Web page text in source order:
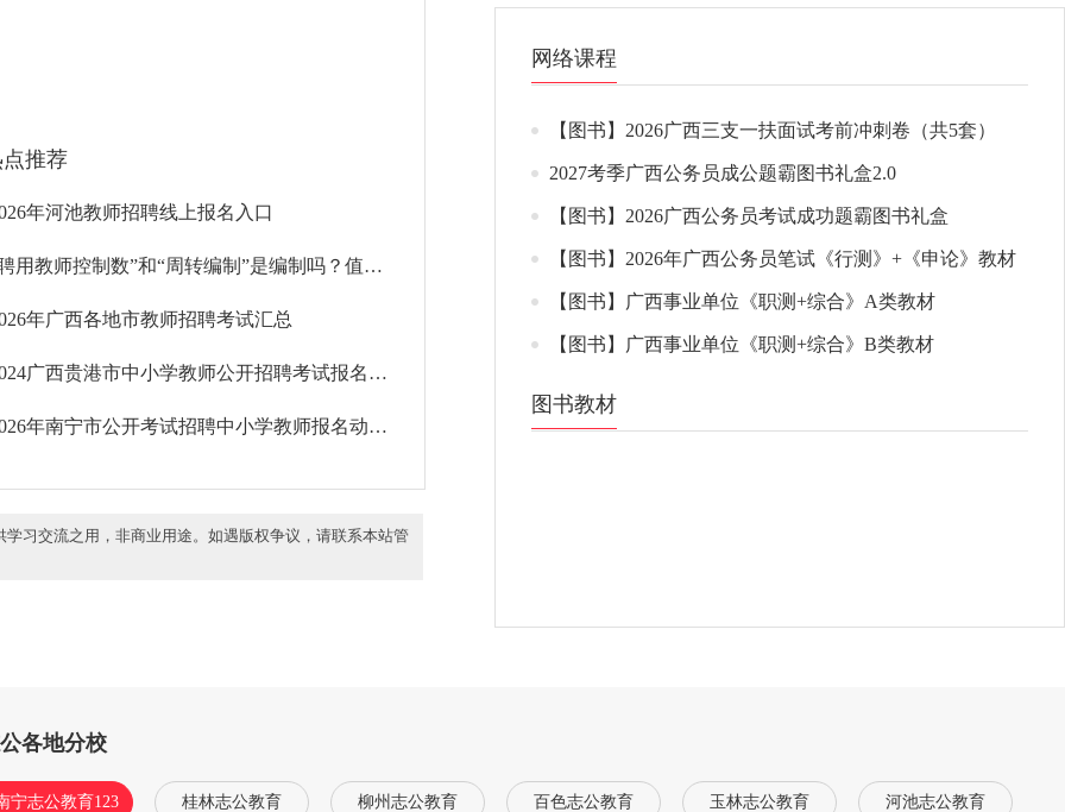
推荐
年河池教师招聘线上报名入口
“聘用教师控制数”和“周转编制”是编制吗？值不值得考？一文说清>>
年广西各地市教师招聘考试汇总
2024广西贵港市中小学教师公开招聘考试报名入口
2026年南宁市公开考试招聘中小学教师报名动态(统计截止时间为2026年3月12日9时)温馨提示
习交流之用，非商业用途。如遇版权争议，请联系本站管
网络课程
【图书】2026广西三支一扶面试考前冲刺卷（共5套）
2027考季广西公务员成公题霸图书礼盒2.0
【图书】2026广西公务员考试成功题霸图书礼盒
【图书】2026年广西公务员笔试《行测》+《申论》教材
【图书】广西事业单位《职测+综合》A类教材
【图书】广西事业单位《职测+综合》B类教材
图书教材
各地分校
宁志公教育123 桂林志公教育 柳州志公教育 百色志公教育 玉林志公教育 河池志公教育